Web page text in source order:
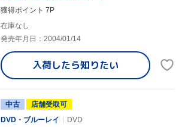
獲得ポイント 7P
在庫なし
発売年月日：2004/01/14
入荷したら知りたい
中古
店舗受取可
DVD・ブルーレイ
DVD